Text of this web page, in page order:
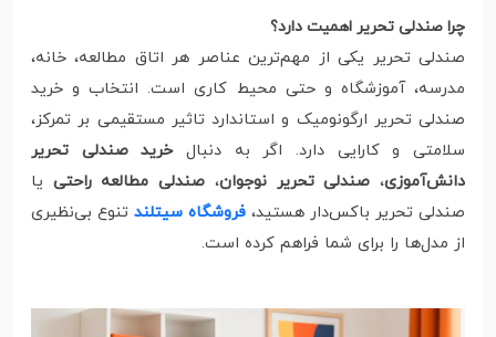
چرا صندلی تحریر اهمیت دارد؟
صندلی تحریر یکی از مهم‌ترین عناصر هر اتاق مطالعه، خانه،
مدرسه، آموزشگاه و حتی محیط کاری است. انتخاب و خرید
صندلی تحریر ارگونومیک و استاندارد تاثیر مستقیمی بر تمرکز،
سلامتی و کارایی دارد. اگر به دنبالخرید صندلی تحریر
دانش‌آموزی، صندلی تحریر نوجوان، صندلی مطالعه راحتی یا
صندلی تحریر باکس‌دار هستید، فروشگاه سیتلند تنوع بی‌نظیری
از مدل‌ها را برای شما فراهم کرده است.